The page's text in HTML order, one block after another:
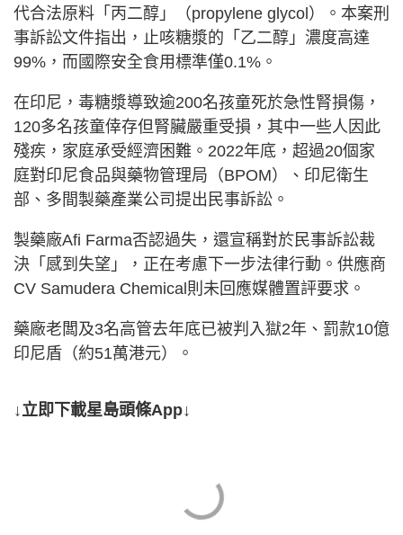
代合法原料「丙二醇」（propylene glycol）。本案刑
事訴訟文件指出，止咳糖漿的「乙二醇」濃度高達
99%，而國際安全食用標準僅0.1%。
在印尼，毒糖漿導致逾200名孩童死於急性腎損傷，
120多名孩童倖存但腎臟嚴重受損，其中一些人因此
殘疾，家庭承受經濟困難。2022年底，超過20個家
庭對印尼食品與藥物管理局（BPOM）、印尼衛生
部、多間製藥產業公司提出民事訴訟。
製藥廠Afi Farma否認過失，還宣稱對於民事訴訟裁
決「感到失望」，正在考慮下一步法律行動。供應商
CV Samudera Chemical則未回應媒體置評要求。
藥廠老闆及3名高管去年底已被判入獄2年、罰款10億
印尼盾（約51萬港元）。
↓立即下載星島頭條App↓